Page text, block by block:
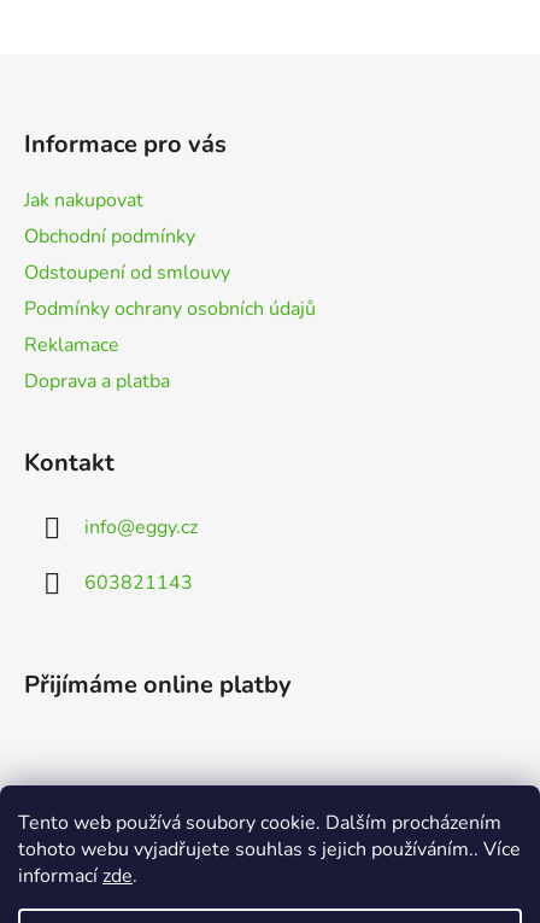
Tento web používá soubory cookie. Dalším procházením
tohoto webu vyjadřujete souhlas s jejich používáním.. Více
informacízde.
Informace pro vás
Jak nakupovat
Obchodní podmínky
Odstoupení od smlouvy
Podmínky ochrany osobních údajů
Reklamace
Doprava a platba
Kontakt
info@eggy.cz
603821143
Přijímáme online platby
Vyhledávání
HLEDAT